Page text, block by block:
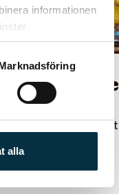
informationen
alla
köfte
till Turkisk mat